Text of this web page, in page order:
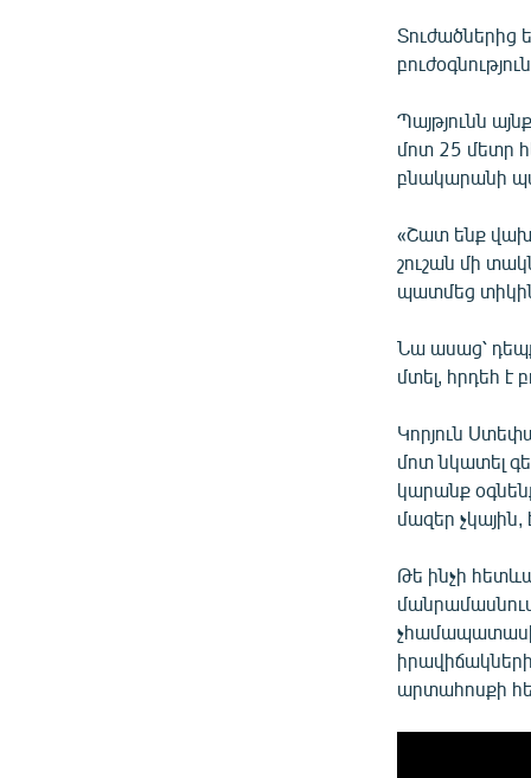
Տուժածներից
Պայթյունն
մոտ 25 մետր
բնակարանի
«Շատ ենք
շուշան մի
պատմեց
Նա ասաց՝
մտել, հրդեհ է
Կորյուն
մոտ նկատել
կարանք
մազեր
Թե ինչի
արտահոսքի